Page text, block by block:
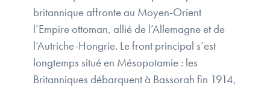
britannique affronte au Moyen-Orient
l’Empire ottoman, allié de l’Allemagne et de
l’Autriche-Hongrie. Le front principal s’est
longtemps situé en Mésopotamie : les
Britanniques débarquent à Bassorah fin 1914,